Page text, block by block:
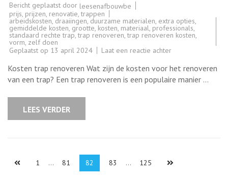
Bericht geplaatst door leesenafbouwbe
prijs, prijzen, renovatie,trappen
arbeidskosten, draaiingen, duurzame materialen, extra opties,
gemiddelde kosten, grootte, kosten, materiaal, professionals,
standaard rechte trap,trap renoveren,trap renoveren kosten,
vorm, zelf doen
Geplaatst op 13 april 2024 Laat een reactie achterop
traprenovatie:
Wat
zijn
de
Kosten trap renoveren Wat zijn de kosten voor het renoveren
van een trap? Een trap renoveren is een populaire manier …
LEES VERDER
BerichtenPagina
1 … Pagina
81 Pagina
82 Pagina
83 … Pagina
125